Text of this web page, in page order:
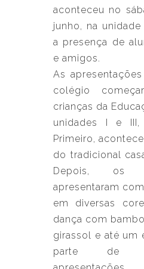
aconteceu no
junho, na
a presença de
e amigos.
As
colégio
crianças da
unidades I e III,
Primeiro,
do tradicional
Depois, os
apresentaram
em diversas
dança com
girassol e até um
parte de